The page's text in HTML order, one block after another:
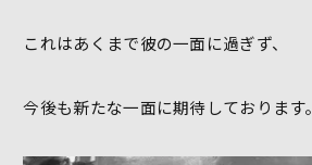
これはあくまで彼の一面に過ぎず、
今後も新たな一面に期待しております。